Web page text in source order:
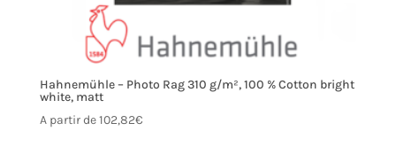
Hahnemühle – Photo Rag 310 g/m², 100 % Cotton bright
white, matt
A partir de102,82€